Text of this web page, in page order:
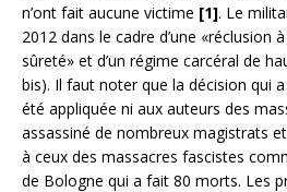
n’ont fait aucune victime [1]. Le
2012 dans le cadre d’une «réclusion
sûreté» et d’un régime carcéral de
bis). Il faut noter que la décision qui a
été appliquée ni aux auteurs des
assassiné de nombreux magistrats
à ceux des massacres fascistes
de Bologne qui a fait 80 morts. Les